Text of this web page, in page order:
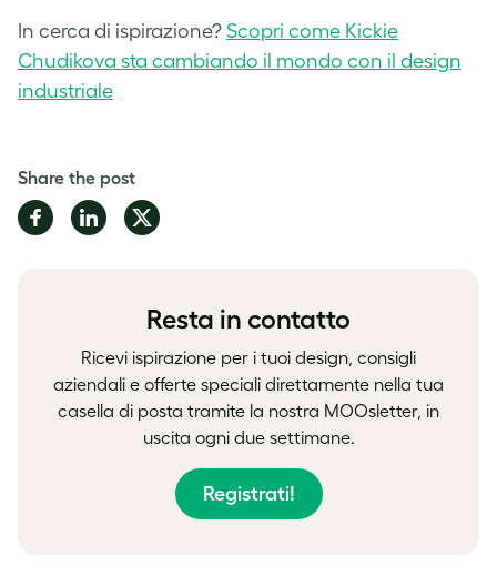
In cerca di ispirazione? Scopri come Kickie
Chudikova sta cambiando il mondo con il design
industriale
Share the post
Share Share Share
Resta in contatto
Ricevi ispirazione per i tuoi design, consigli
aziendali e offerte speciali direttamente nella tua
casella di posta tramite la nostra MOOsletter, in
uscita ogni due settimane.
Registrati!